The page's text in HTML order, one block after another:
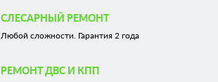
СЛЕСАРНЫЙ РЕМОНТ
Любой сложности. Гарантия 2 года
РЕМОНТ ДВС И КПП